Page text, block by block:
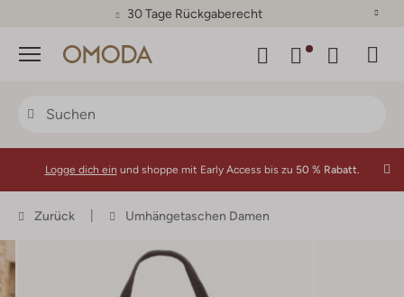
30 Tage Rückgaberecht
Menü
Logge dich ein und shoppe mit Early Access bis zu 50 % Rabatt.
Zurück Umhängetaschen Damen